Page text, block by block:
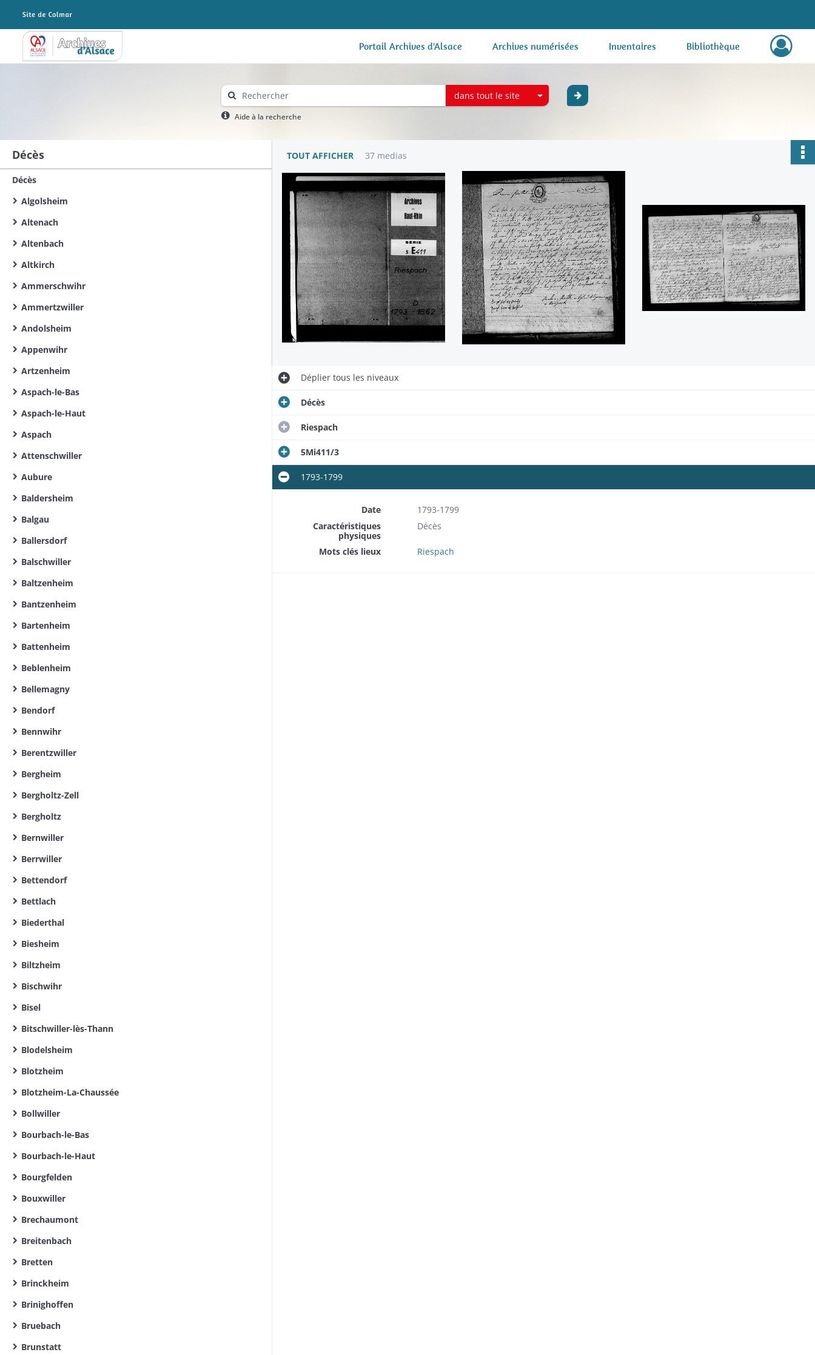
Archives Alsace - Colmar Portail Archives d'Alsace Archives numérisées Inventaires Bibliothèque
dans tout le site
Aide à la recherche
Décès
Décès
Algolsheim
Altenach
Altenbach
Altkirch
Ammerschwihr
Ammertzwiller
Andolsheim
Appenwihr
Artzenheim
Aspach-le-Bas
Aspach-le-Haut
Aspach
Attenschwiller
Aubure
Baldersheim
Balgau
Ballersdorf
Balschwiller
Baltzenheim
Bantzenheim
Bartenheim
Battenheim
Beblenheim
Bellemagny
Bendorf
Bennwihr
Berentzwiller
Bergheim
Bergholtz-Zell
Bergholtz
Bernwiller
Berrwiller
Bettendorf
Bettlach
Biederthal
Biesheim
Biltzheim
Bischwihr
Bisel
Bitschwiller-lès-Thann
Blodelsheim
Blotzheim
Blotzheim-La-Chaussée
Bollwiller
Bourbach-le-Bas
Bourbach-le-Haut
Bourgfelden
Bouxwiller
Brechaumont
Breitenbach
Bretten
Brinckheim
Brinighoffen
Bruebach
Brunstatt
TOUT AFFICHER 37 medias
Dépliertous les niveaux
Décès
Riespach
5Mi411/3
1793-1799
Date
1793-1799
Caractéristiques
physiques
Décès
Mots clés lieux Riespach